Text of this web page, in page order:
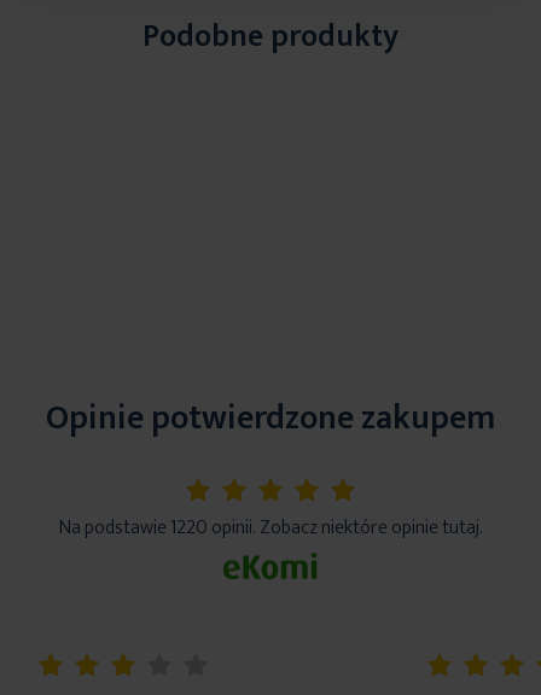
Podobne produkty
Opinie potwierdzone zakupem
5%
Na podstawie 1220 opinii. Zobacz niektóre opinie tutaj.